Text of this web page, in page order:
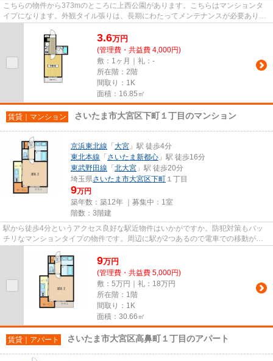
こちらの物件から373mのところに上西公園があります。こちらはマンションタ
イプになります。外観タイル張りは、長期にわたってメンテナンスが必要ありま
3.6万円
(管理費・共益費 4,000円)
敷：1ヶ月｜礼：-
所在階：2階
間取り：1K
面積：16.85㎡
賃貸｜マンション さいたま市大宮区下町１丁目のマンション
京浜東北線 「 大宮 」駅 徒歩4分
東北本線 「 さいたま新都心 」駅 徒歩16分
東武野田線 「 北大宮 」駅 徒歩20分
埼玉県さいたま市大宮区下町 １丁目
9万円
築年数：築12年 ｜募集中： 1室
階数：3階建
駅から徒歩4分というアクセス良好な駅近物件はいかがですか。防犯対策もバッ
チリなマンションタイプの物件です。周辺に駅が2つあるので電車での移動が便
利です。数多くの物件をご用意...
9万円
(管理費・共益費 5,000円)
敷：5万円｜礼：18万円
所在階：1階
間取り：1K
面積：30.66㎡
賃貸｜アパート さいたま市大宮区高鼻町１丁目のアパート